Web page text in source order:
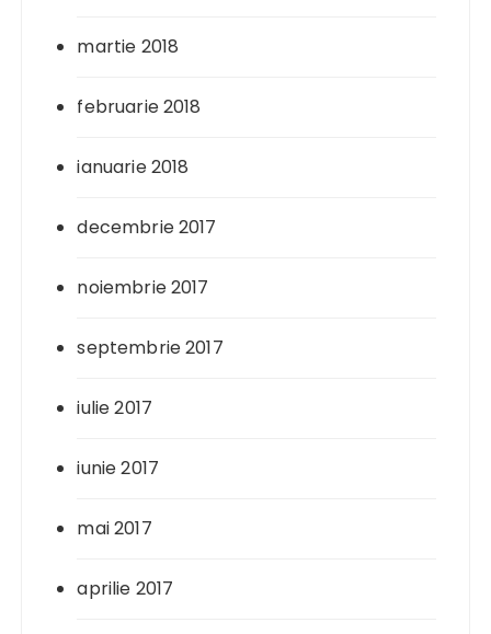
martie 2018
februarie 2018
ianuarie 2018
decembrie 2017
noiembrie 2017
septembrie 2017
iulie 2017
iunie 2017
mai 2017
aprilie 2017